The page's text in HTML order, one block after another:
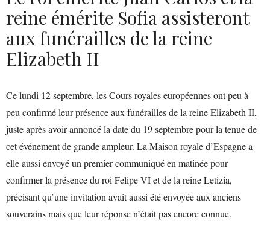
reine émérite Sofia assisteront
aux funérailles de la reine
Elizabeth II
Ce lundi 12 septembre, les Cours royales européennes ont peu à
peu confirmé leur présence aux funérailles de la reine Elizabeth II,
juste après avoir annoncé la date du 19 septembre pour la tenue de
cet événement de grande ampleur. La Maison royale d’Espagne a
elle aussi envoyé un premier communiqué en matinée pour
confirmer la présence du roi Felipe VI et de la reine Letizia,
précisant qu’une invitation avait aussi été envoyée aux anciens
souverains mais que leur réponse n’était pas encore connue.